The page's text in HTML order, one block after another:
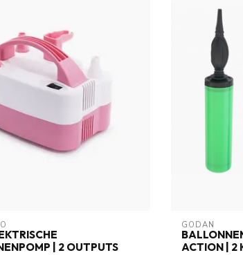
| 2 OUTPUTS
GODAN
ACTION | 2